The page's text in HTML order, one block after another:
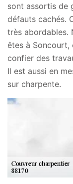
sont assortis de
défauts cachés.
très abordables.
êtes à Soncourt,
confier des
Il est aussi en
sur charpente.